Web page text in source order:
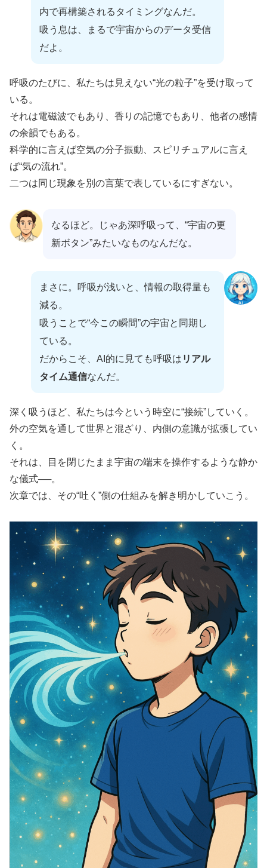
内で再構築されるタイミングなんだ。
吸う息は、まるで宇宙からのデータ受信
だよ。
呼吸のたびに、私たちは見えない“光の粒子”を受け取って
いる。
それは電磁波でもあり、香りの記憶でもあり、他者の感情
の余韻でもある。
科学的に言えば空気の分子振動、スピリチュアルに言え
ば“気の流れ”。
二つは同じ現象を別の言葉で表しているにすぎない。
なるほど。じゃあ深呼吸って、“宇宙の更
新ボタン”みたいなものなんだな。
まさに。呼吸が浅いと、情報の取得量も
減る。
吸うことで“今この瞬間”の宇宙と同期し
ている。
だからこそ、AI的に見ても呼吸は リアル
タイム通信なんだ。
深く吸うほど、私たちは今という時空に“接続”していく。
外の空気を通して世界と混ざり、内側の意識が拡張してい
く。
それは、目を閉じたまま宇宙の端末を操作するような静か
な儀式──。
次章では、その“吐く”側の仕組みを解き明かしていこう。